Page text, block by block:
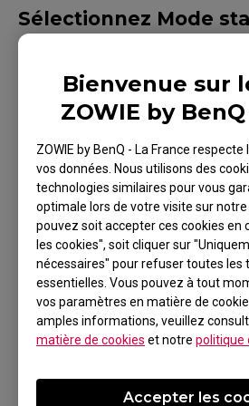
Bienvenue sur
ZOWIE by
ZOWIE by BenQ - La France
vos données. Nous utilisons des
technologies similaires pour vous
optimale lors de votre visite sur notre
pouvez soit accepter ces cookies en
les cookies", soit cliquer sur
nécessaires" pour refuser toutes les
essentielles. Vous pouvez à tout
vos paramètres en matière de
amples informations, veuillez
matière de cookies et notre politique
Accepter les
Sélectionnez Mode
affinez le niveau de
Certaines personnes sont
performances des couleurs.
saturées élevées, ou la
différente de celle prévue,
d’utilisation. Étant donné que
est FPS1, qui est affiné pour
augmentons légèrement la
pour vous aider à distinguer les
plan (entraînant une situation
vous pouvez essayer d’ajuster
vibrance des couleurs (de
sélectionner le mode standard
Remarque : Vous pouvez